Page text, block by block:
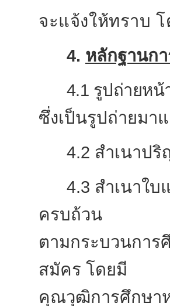
จะแจ้งให้ทราบ
4. หลักฐานก
4.1 รูปถ่ายหน้
ซึ่งเป็นรูปถ่ายมา
4.2 สำเนาป
4.3 สำเนาใ
ครบถ้วน
ตามกระบวนกา
สมัคร โดยมี
คุณวุฒิการศึกษา